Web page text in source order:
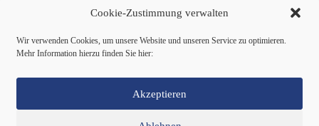
Cookie-Zustimmung verwalten
Wir verwenden Cookies, um unsere Website und unseren Service zu optimieren.
Mehr Information hierzu finden Sie hier:
Akzeptieren
Spenden